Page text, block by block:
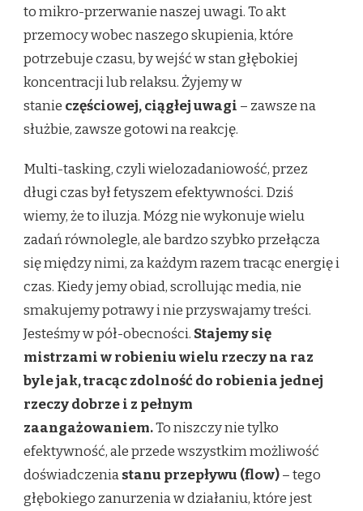
to mikro-przerwanie naszej uwagi. To akt
przemocy wobec naszego skupienia, które
potrzebuje czasu, by wejść w stan głębokiej
koncentracji lub relaksu. Żyjemy w
stanie częściowej, ciągłej uwagi – zawsze na
służbie, zawsze gotowi na reakcję.
Multi-tasking, czyli wielozadaniowość, przez
długi czas był fetyszem efektywności. Dziś
wiemy, że to iluzja. Mózg nie wykonuje wielu
zadań równolegle, ale bardzo szybko przełącza
się między nimi, za każdym razem tracąc energię i
czas. Kiedy jemy obiad, scrollując media, nie
smakujemy potrawy i nie przyswajamy treści.
Jesteśmy w pół-obecności. Stajemy się
mistrzami w robieniu wielu rzeczy na raz
byle jak, tracąc zdolność do robienia jednej
rzeczy dobrze i z pełnym
zaangażowaniem.To niszczy nie tylko
efektywność, ale przede wszystkim możliwość
doświadczeniastanu przepływu (flow)– tego
głębokiego zanurzenia w działaniu, które jest